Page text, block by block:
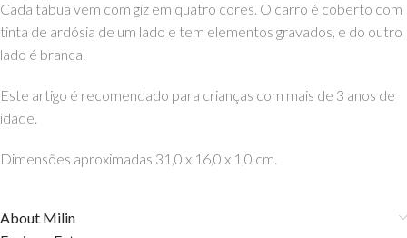
Cada tábua vem com giz em quatro cores. O carro é coberto com
tinta de ardósia de um lado e tem elementos gravados, e do outro
lado é branca.
Este artigo é recomendado para crianças com mais de 3 anos de
idade.
Dimensões aproximadas 31,0 x 16,0 x 1,0 cm.
About Milin